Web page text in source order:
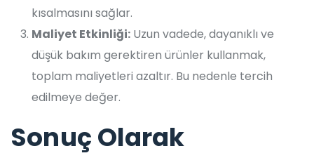
kısalmasını sağlar.
Maliyet Etkinliği: Uzun vadede, dayanıklı ve
düşük bakım gerektiren ürünler kullanmak,
toplam maliyetleri azaltır. Bu nedenle tercih
edilmeye değer.
Sonuç Olarak